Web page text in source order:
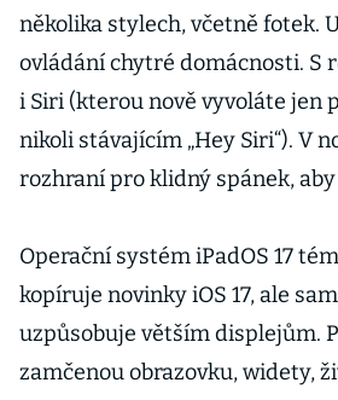
několika stylech, včetně fotek.
ovládání chytré domácnosti. S
i Siri (kterou nově vyvoláte jen
nikoli stávajícím „Hey Siri“). V
rozhraní pro klidný spánek,
Operační systém iPadOS 17
kopíruje novinky iOS 17, ale
uzpůsobuje větším displejům.
zamčenou obrazovku, widety,